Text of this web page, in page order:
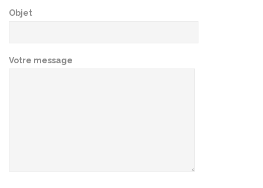
Objet
Votre message